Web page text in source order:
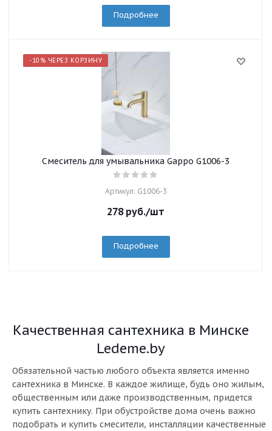
Подробнее
-10% ЧЕРЕЗ КОРЗИНУ
Смеситель для умывальника Gappo G1006-3
Артикул: G1006-3
278руб./шт
Подробнее
Качественная сантехника в Минске
Ledeme.by
Обязательной частью любого объекта является именно
сантехника в Минске. В каждое жилище, будь оно жилым,
общественным или даже производственным, придется
купить сантехнику. При обустройстве дома очень важно
подобрать и купить смесители, инсталляции качественные